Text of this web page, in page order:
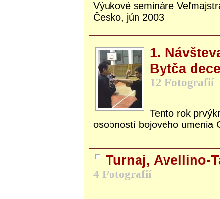
Výukové semináre
Česko, jún 2003
1.
Bytča
12 Fotografií
Tento rok
osobností bojového umenia
Turnaj, Avellino-
4 Fotografií